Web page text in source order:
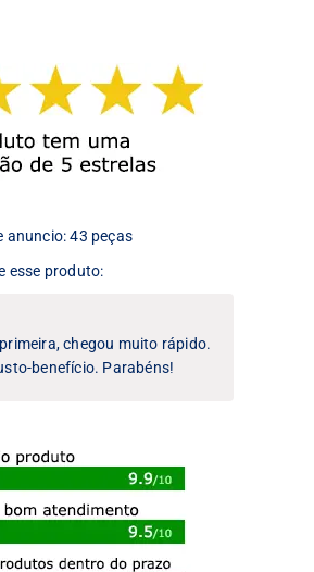
podem
ser
escolhidas
página
anuncio: 43 peças
esse produto:
chegou muito rápido.
benefício. Parabéns!